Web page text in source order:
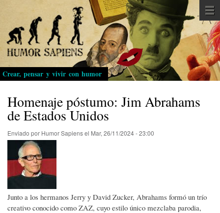
Pasar
al
contenido
principal
Crear, pensar y vivir con humor
Homenaje póstumo: Jim Abrahams
de Estados Unidos
Enviado por Humor Sapiensel Mar, 26/11/2024 - 23:00
Junto a los hermanos Jerry y David Zucker, Abrahams formó un trío
creativo conocido como ZAZ, cuyo estilo único mezclaba parodia,